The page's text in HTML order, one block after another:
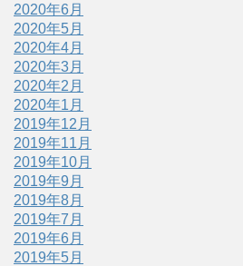
2020年6月
2020年5月
2020年4月
2020年3月
2020年2月
2020年1月
2019年12月
2019年11月
2019年10月
2019年9月
2019年8月
2019年7月
2019年6月
2019年5月